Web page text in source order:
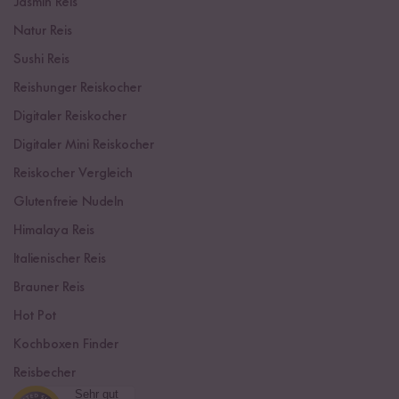
Natur Reis
Sushi Reis
Reishunger Reiskocher
Digitaler Reiskocher
Digitaler Mini Reiskocher
Reiskocher Vergleich
Glutenfreie Nudeln
Himalaya Reis
Italienischer Reis
Brauner Reis
Hot Pot
Kochboxen Finder
Reisbecher
Sehr gut